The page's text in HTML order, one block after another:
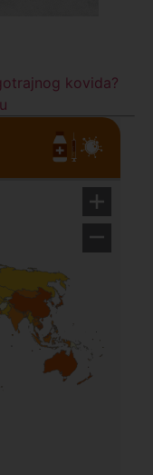
kovida?